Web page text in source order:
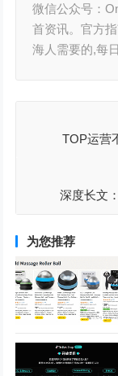
微信公众号：
首资讯。官方
海人需要的,每
TOP运营
深度长文
为您推荐